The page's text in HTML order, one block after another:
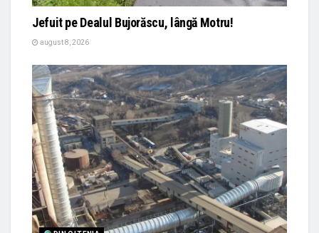
Jefuit pe Dealul Bujorăscu, lângă Motru!
august 8, 2026